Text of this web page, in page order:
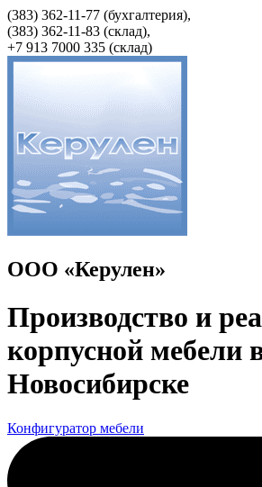
(383) 362-11-77 (бухгалтерия),
(383) 362-11-83 (cклад),
+7 913 7000 335 (склад)
ООО «Керулен»
Производство и
корпусной мебели
Новосибирске
Конфигуратор мебели